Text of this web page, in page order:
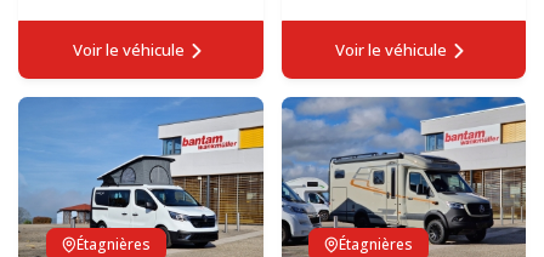
Voir le véhicule Voir le véhicule
Étagnières Étagnières